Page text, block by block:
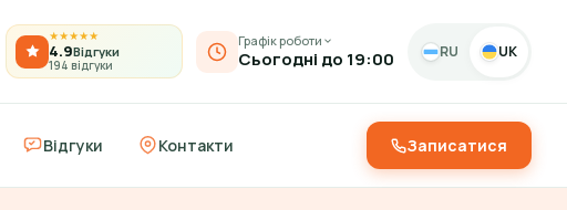
★★★★★
4.9Відгуки
194 відгуки
Графік роботи
Сьогодні до 19:00 RU UK
Відгуки Контакти Записатися